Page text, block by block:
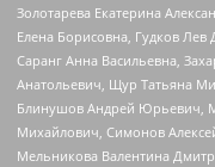
Золотарева Екатерина
Елена Борисовна, Гудков
Саранг Анна Васильевна,
Анатольевич, Щур Татьяна
Блинушов Андрей Юрьевич,
Михайлович, Симонов
Мельникова Валентина